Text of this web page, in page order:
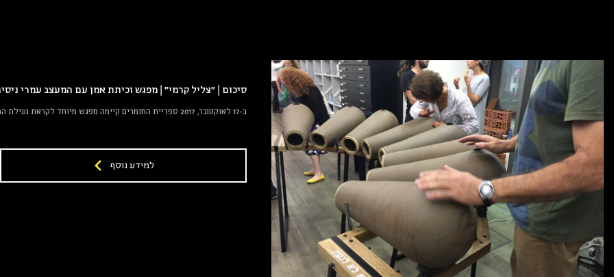
סיכום | "צליל קרמי" | מפגש וכיתת אמן עם המעצב עמרי
ב-17 לאוקטובר, 2017 ספריית החומרים קיימה מפגש מיוחד לקראת נעילת התערוכה "סאונד – קול וחומר בעיצוב" שהוצגה במוזיאון העיצוב חולון
למידע נוסף